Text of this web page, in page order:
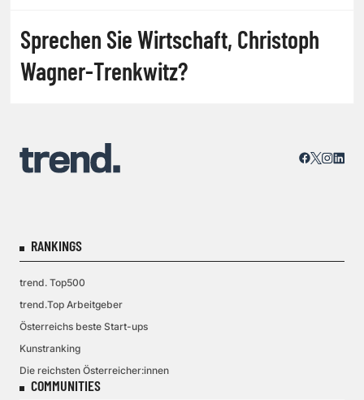
Sprechen Sie Wirtschaft, Christoph
Wagner-Trenkwitz?
RANKINGS
trend. Top500
trend.Top Arbeitgeber
Österreichs beste Start-ups
Kunstranking
Die reichsten Österreicher:innen
COMMUNITIES